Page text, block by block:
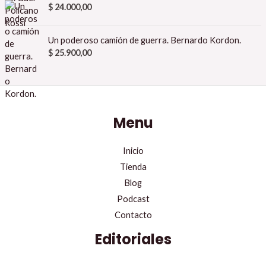
$24.000,00
Un poderoso camión de guerra. Bernardo Kordon.
$25.900,00
Menu
Inicio
Tienda
Blog
Podcast
Contacto
Editoriales